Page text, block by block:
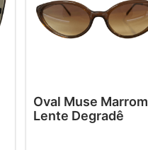
Oval Muse Marrom
Lente Degradê